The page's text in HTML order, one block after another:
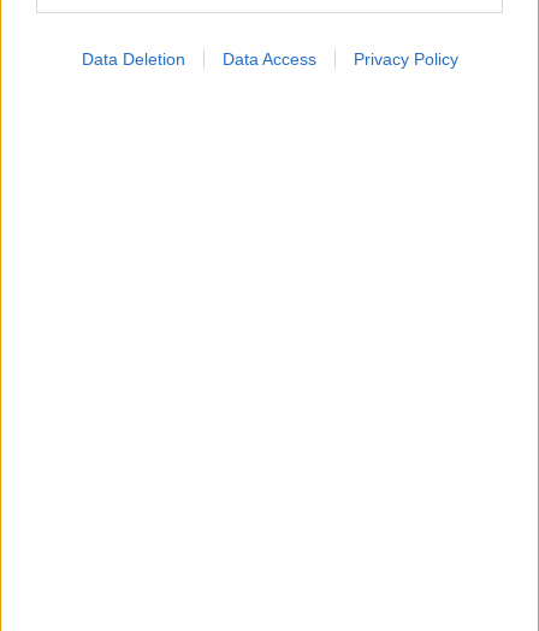
Data Deletion Data Access Privacy Policy